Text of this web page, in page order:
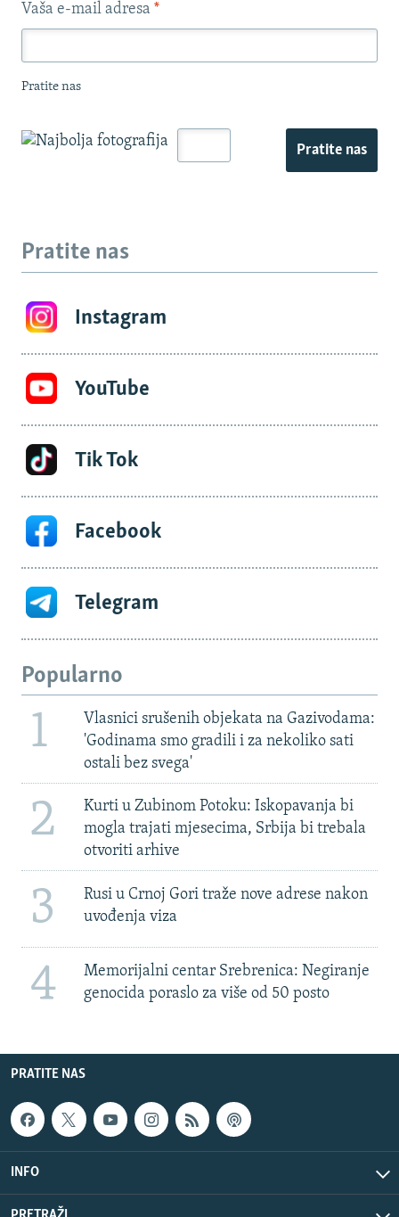
Vaša e-mail adresa *
Pratite nas
Pratite nas
Pratite nas
Instagram
YouTube
Tik Tok
Facebook
Telegram
Popularno
1
Vlasnici srušenih objekata na Gazivodama:
'Godinama smo gradili i za nekoliko sati
ostali bez svega'
2
Kurti u Zubinom Potoku: Iskopavanja bi
mogla trajati mjesecima, Srbija bi trebala
otvoriti arhive
3
Rusi u Crnoj Gori traže nove adrese nakon
uvođenja viza
4
Memorijalni centar Srebrenica: Negiranje
genocida poraslo za više od 50 posto
PRATITE NAS
INFO